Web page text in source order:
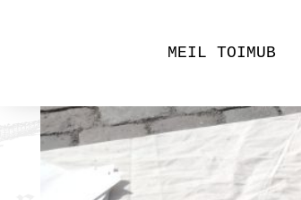
MEIL TOIMUB